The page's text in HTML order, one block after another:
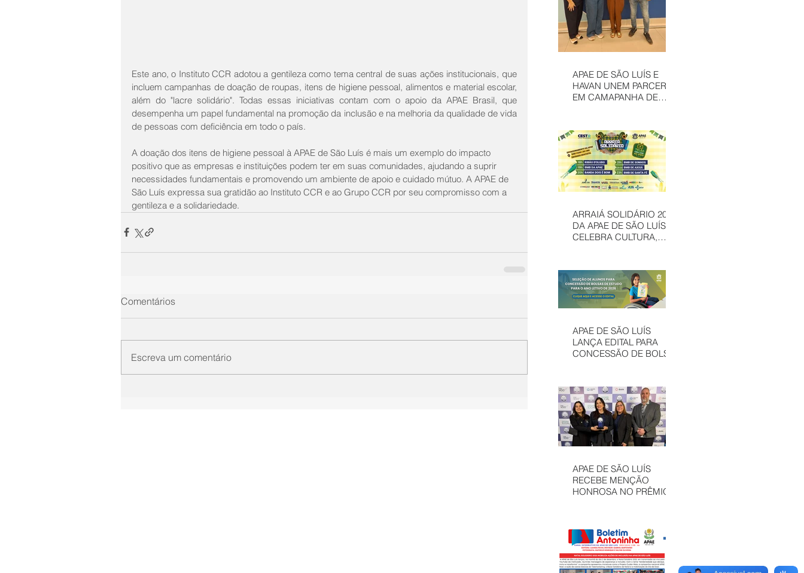
Este ano, o Instituto CCR adotou a gentileza como tema central de suas ações institucionais, que
incluem campanhas de doação de roupas, itens de higiene pessoal, alimentos e material escolar,
além do "lacre solidário". Todas essas iniciativas contam com o apoio da APAE Brasil, que
desempenha um papel fundamental na promoção da inclusão e na melhoria da qualidade de vida
de pessoas com deficiência em todo o país.
A doação dos itens de higiene pessoal à APAE de São Luís é mais um exemplo do impacto
positivo que as empresas e instituições podem ter em suas comunidades, ajudando a suprir
necessidades fundamentais e promovendo um ambiente de apoio e cuidado mútuo. A APAE de
São Luís expressa sua gratidão ao Instituto CCR e ao Grupo CCR por seu compromisso com a
gentileza e a solidariedade.
Comentários
Escreva um comentário
APAE DE SÃO LUÍS E
HAVAN UNEM PARCERIA
EM CAMAPANHA DE
ARRAIÁ SOLIDÁRIO 2026
DA APAE DE SÃO LUÍS
CELEBRA CULTURA,
MAIS UMA EDIÇÃO
JUNINA
APAE DE SÃO LUÍS
LANÇA EDITAL PARA
CONCESSÃO DE BOLSAS
APAE DE SÃO LUÍS
RECEBE MENÇÃO
HONROSA NO PRÊMIO